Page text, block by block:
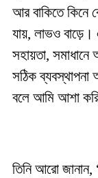
আর বাকিতে কিনে
যায়, লাভও বাড়ে।
সহায়তা, সমাধানে
সঠিক
বলে আমি আশা
তিনি আরো জানান,